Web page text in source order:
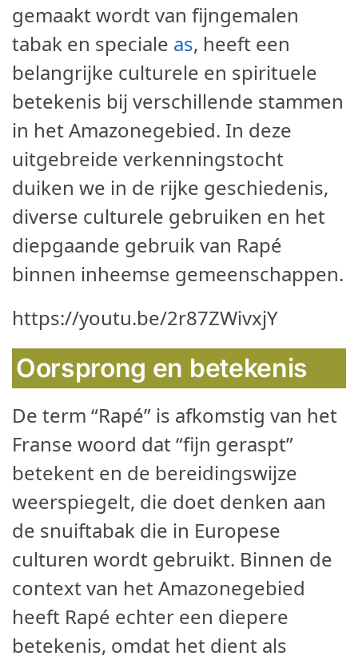
gemaakt wordt van fijngemalen
tabak en speciale as, heeft een
belangrijke culturele en spirituele
betekenis bij verschillende stammen
in het Amazonegebied. In deze
uitgebreide verkenningstocht
duiken we in de rijke geschiedenis,
diverse culturele gebruiken en het
diepgaande gebruik van Rapé
binnen inheemse gemeenschappen.
https://youtu.be/2r87ZWivxjY
Oorsprong en betekenis
De term “Rapé” is afkomstig van het
Franse woord dat “fijn geraspt”
betekent en de bereidingswijze
weerspiegelt, die doet denken aan
de snuiftabak die in Europese
culturen wordt gebruikt. Binnen de
context van het Amazonegebied
heeft Rapé echter een diepere
betekenis, omdat het dient als